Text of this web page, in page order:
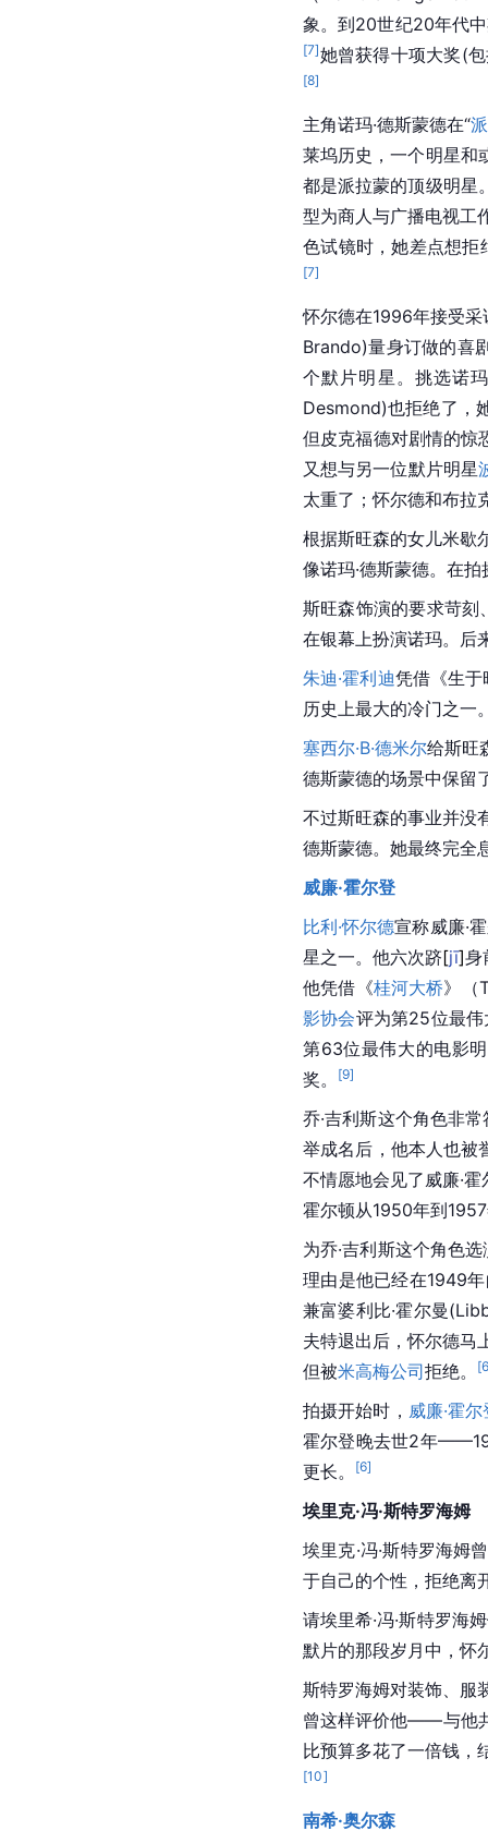
象。到20世纪20年代
[7]她曾获得十项大奖(
[8]
主角诺玛·德斯蒙德在“
莱坞历史，一个明星和
都是派拉蒙的顶级明星
型为商人与广播电视工
色试镜时，她差点想拒
[7]
怀尔德在1996年接受
Brando)量身订做的喜
个默片明星。挑选诺
Desmond)也拒绝了，
但 皮克福德对剧情的惊
又想与另一位默片明星
太重了；怀尔德和布拉
根据斯旺森的女儿米歇
像诺玛·德斯蒙德。在
斯旺森饰演的要求苛刻
在银幕上扮演诺玛。后
朱迪·霍利迪凭借《生
历史上最大的冷门之一
塞西尔·B·德米尔给斯旺
德斯蒙德的场景中保留
不过斯旺森的事业并没
德斯蒙德。她最终完全
威廉·霍尔登
比利·怀尔德宣称威廉·
星之一。他六次跻[jī]身
他凭借《桂河大桥》（
影协会评为第25位最
第63位最伟大的电影
奖。
[9]
乔·吉利斯这个角色非常
举成名后，他本人也被
不情愿地会见了威廉·
霍尔顿从1950年到
为乔·吉利斯这个角色
理由是他已经在1949
兼富婆利比·霍尔曼
夫特退出后，怀尔德马
但被米高梅公司拒绝。 [
拍摄开始时， 威廉·霍尔
霍尔登晚去世2年
更长。
[6]
埃里克·冯·斯特罗海姆
埃里克·冯·斯特罗海姆
于自己的个性，拒绝离
请埃里希·冯·斯特罗海
默片的那段岁月中，怀
斯特罗海姆对装饰、服
曾这样评价他——与他
比预算多花了一倍钱，
[10]
南希·奥尔森